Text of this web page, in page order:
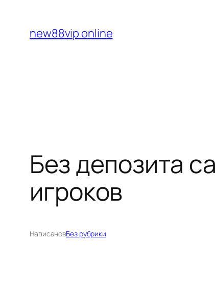
содержимому
new88vip online
Без депозита
игроков
НаписановБез рубрики